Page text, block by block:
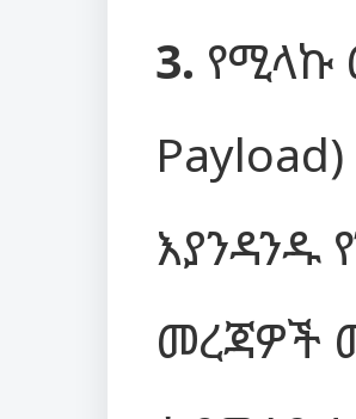
3. የሚላኩ
Payload)
እያንዳንዱ
መረጃዎች